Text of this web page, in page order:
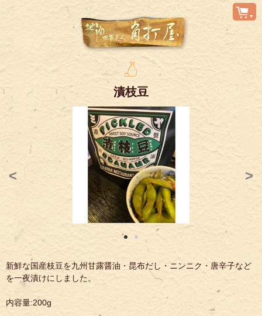
漬枝豆
< >
新鮮な国産枝豆を九州甘露醤油・昆布だし・ニンニク・唐辛子など
を一夜漬けにしました。
内容量:200g